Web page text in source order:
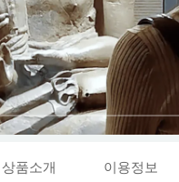
상품소개 이용정보